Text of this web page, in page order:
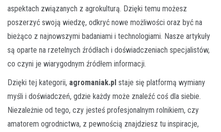
aspektach związanych z agrokulturą. Dzięki temu możesz
poszerzyć swoją wiedzę, odkryć nowe możliwości oraz być na
bieżąco z najnowszymi badaniami i technologiami. Nasze artykuły
są oparte na rzetelnych źródłach i doświadczeniach specjalistów,
co czyni je wiarygodnym źródłem informacji.
Dzięki tej kategorii, agromaniak.pl staje się platformą wymiany
myśli i doświadczeń, gdzie każdy może znaleźć coś dla siebie.
Niezależnie od tego, czy jesteś profesjonalnym rolnikiem, czy
amatorem ogrodnictwa, z pewnością znajdziesz tu inspiracje,